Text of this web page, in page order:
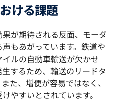
おける課題
が期待される反面、モーダ
もあがっています。鉄道や
ルの自動車輸送が欠かせ
するため、輸送のリードタ
た、増便が容易ではなく、
やすいとされています。